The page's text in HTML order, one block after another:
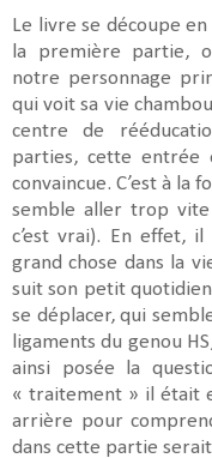
Le livre se découpe en
la première partie,
notre personnage
qui voit sa vie
centre de
parties, cette entrée
convaincue. C’est à la
semble aller trop vite
c’est vrai). En effet,
grand chose dans la
suit son petit
se déplacer, qui
ligaments du genou
ainsi posée la
« traitement » il était
arrière pour
dans cette partie